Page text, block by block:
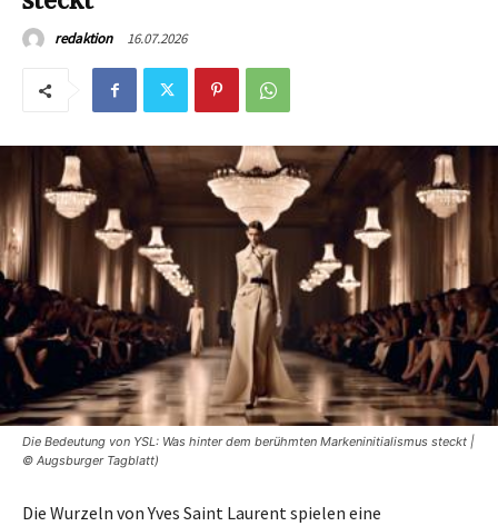
redaktion 16.07.2026
Die Bedeutung von YSL: Was hinter dem berühmten Markeninitialismus steckt |
© Augsburger Tagblatt)
Die Wurzeln von Yves Saint Laurent spielen eine